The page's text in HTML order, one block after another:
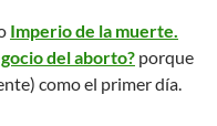
Imperio de la muerte.
del aborto? porque
como el primer día.